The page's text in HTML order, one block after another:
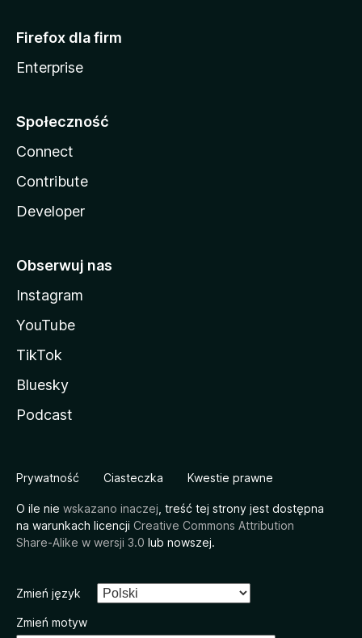
Firefox dla firm
Enterprise
Społeczność
Connect
Contribute
Developer
Obserwuj nas
Instagram
YouTube
TikTok
Bluesky
Podcast
Prywatność Ciasteczka Kwestie prawne
O ile nie wskazano inaczej , treść tej strony jest dostępna
na warunkach licencji Creative Commons Attribution
Share-Alike w wersji 3.0 lub nowszej.
Zmień język
Zmień motyw